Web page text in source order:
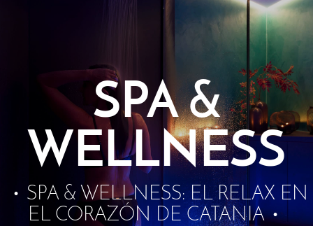
CONTACTOS
SPA &
WELLNESS
SPA & WELLNESS: EL RELAX EN
EL CORAZÓN DE CATANIA